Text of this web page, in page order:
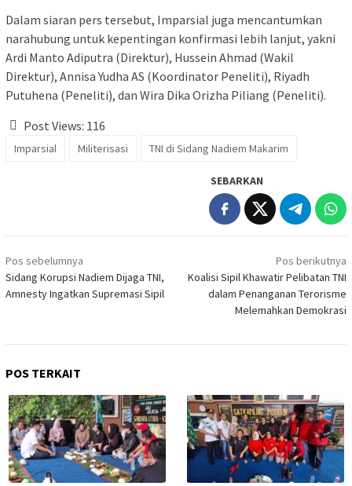
Dalam siaran pers tersebut, Imparsial juga mencantumkan
narahubung untuk kepentingan konfirmasi lebih lanjut, yakni
Ardi Manto Adiputra (Direktur), Hussein Ahmad (Wakil
Direktur), Annisa Yudha AS (Koordinator Peneliti), Riyadh
Putuhena (Peneliti), dan Wira Dika Orizha Piliang (Peneliti).
Post Views: 116
Imparsial Militerisasi TNI di Sidang Nadiem Makarim
SEBARKAN
Navigasi
pos
Pos sebelumnya
Sidang Korupsi Nadiem Dijaga TNI,
Amnesty Ingatkan Supremasi Sipil
Pos berikutnya
Koalisi Sipil Khawatir Pelibatan TNI
dalam Penanganan Terorisme
Melemahkan Demokrasi
POS TERKAIT